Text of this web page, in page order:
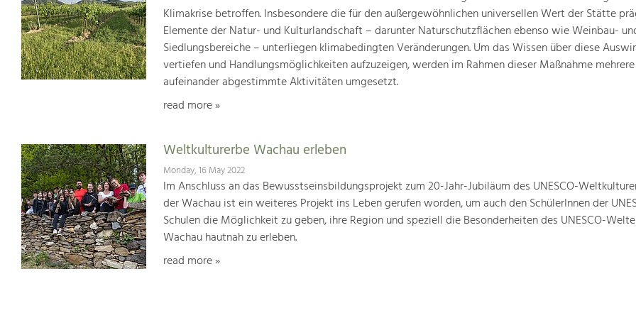
Klimakrise betroffen. Insbesondere die für den außergewöhnlichen universellen Wert der Stätte
Elemente der Natur- und Kulturlandschaft – darunter Naturschutzflächen ebenso wie Weinbau-
Siedlungsbereiche – unterliegen klimabedingten Veränderungen. Um das Wissen über diese
vertiefen und Handlungsmöglichkeiten aufzuzeigen, werden im Rahmen dieser Maßnahme mehrere
aufeinander abgestimmte Aktivitäten umgesetzt.
read more »
Weltkulturerbe Wachau erleben
Monday, 16 May 2022
Im Anschluss an das Bewusstseinsbildungsprojekt zum 20-Jahr-Jubiläum des UNESCO-
der Wachau ist ein weiteres Projekt ins Leben gerufen worden, um auch den SchülerInnen der
Schulen die Möglichkeit zu geben, ihre Region und speziell die Besonderheiten des UNESCO-
Wachau hautnah zu erleben.
read more »